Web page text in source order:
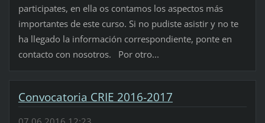
participates, en ella os contamos los aspectos más
importantes de este curso. Si no pudiste asistir y no te
ha llegado la información correspondiente, ponte en
contacto con nosotros. Por otro...
Convocatoria CRIE 2016-2017